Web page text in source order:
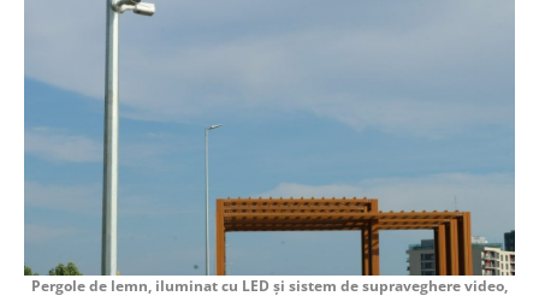
Pergole de lemn, iluminat cu LED și sistem de supraveghere video,